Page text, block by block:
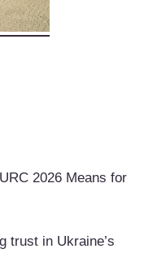
2026 Means for
trust in Ukraine’s